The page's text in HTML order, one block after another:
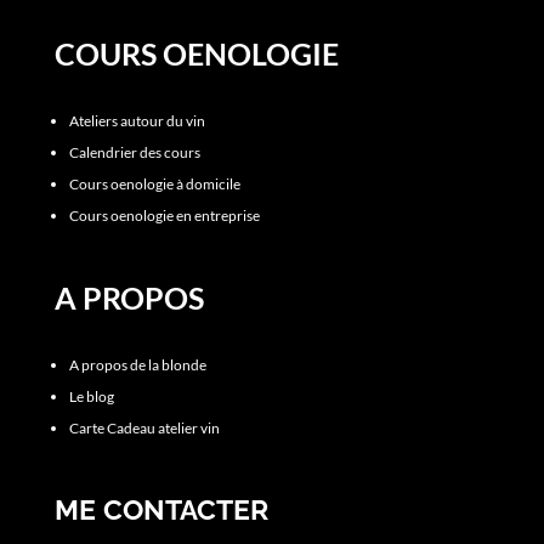
COURS OENOLOGIE
Ateliers autour du vin
Calendrier des cours
Cours oenologie à domicile
Cours oenologie en entreprise
A PROPOS
A propos de la blonde
Le blog
Carte Cadeau atelier vin
ME CONTACTER